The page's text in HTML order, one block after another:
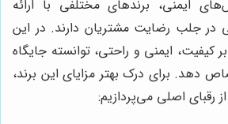
ایمنی، برندهای مختلفی با ارائه
جلب رضایت مشتریان دارند. در این
بر کیفیت، ایمنی و راحتی، توانسته جایگاه
دهد. برای درک بهتر مزایای این برند،
رقبای اصلی می‌پردازیم: